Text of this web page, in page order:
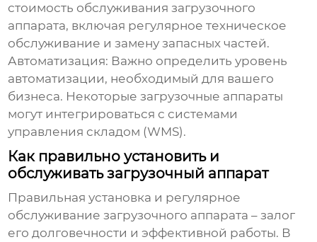
стоимость обслуживаниязагрузочного
аппарата, включая регулярное техническое
обслуживание и замену запасных частей.
Автоматизация: Важно определить уровень
автоматизации, необходимый для вашего
бизнеса. Некоторыезагрузочные аппараты
могут интегрироваться с системами
управления складом (WMS).
Как правильно установить и
обслуживать загрузочный аппарат
Правильная установка и регулярное
обслуживаниезагрузочного аппарата – залог
его долговечности и эффективной работы. В